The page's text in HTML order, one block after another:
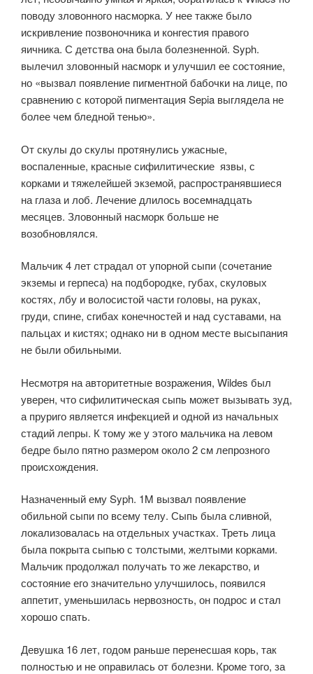
поводу зловонного насморка. У нее также было
искривление позвоночника и конгестия правого
яичника. С детства она была болезненной. Syph.
вылечил зловонный насморк и улучшил ее состояние,
но «вызвал появление пигментной бабочки на лице, по
сравнению с которой пигментация Sepia выглядела не
более чем бледной тенью».
От скулы до скулы протянулись ужасные,
воспаленные, красные сифилитические язвы, с
корками и тяжелейшей экземой, распространявшиеся
на глаза и лоб. Лечение длилось восемнадцать
месяцев. Зловонный насморк больше не
возобновлялся.
Мальчик 4 лет страдал от упорной сыпи (сочетание
экземы и герпеса) на подбородке, губах, скуловых
костях, лбу и волосистой части головы, на руках,
груди, спине, сгибах конечностей и над суставами, на
пальцах и кистях; однако ни в одном месте высыпания
не были обильными.
Несмотря на авторитетные возражения, Wildes был
уверен, что сифилитическая сыпь может вызывать зуд,
а пруриго является инфекцией и одной из начальных
стадий лепры. К тому же у этого мальчика на левом
бедре было пятно размером около 2 см лепрозного
происхождения.
Назначенный ему Syph. 1M вызвал появление
обильной сыпи по всему телу. Сыпь была сливной,
локализовалась на отдельных участках. Треть лица
была покрыта сыпью с толстыми, желтыми корками.
Мальчик продолжал получать то же лекарство, и
состояние его значительно улучшилось, появился
аппетит, уменьшилась нервозность, он подрос и стал
хорошо спать.
Девушка 16 лет, годом раньше перенесшая корь, так
полностью и не оправилась от болезни. Кроме того, за